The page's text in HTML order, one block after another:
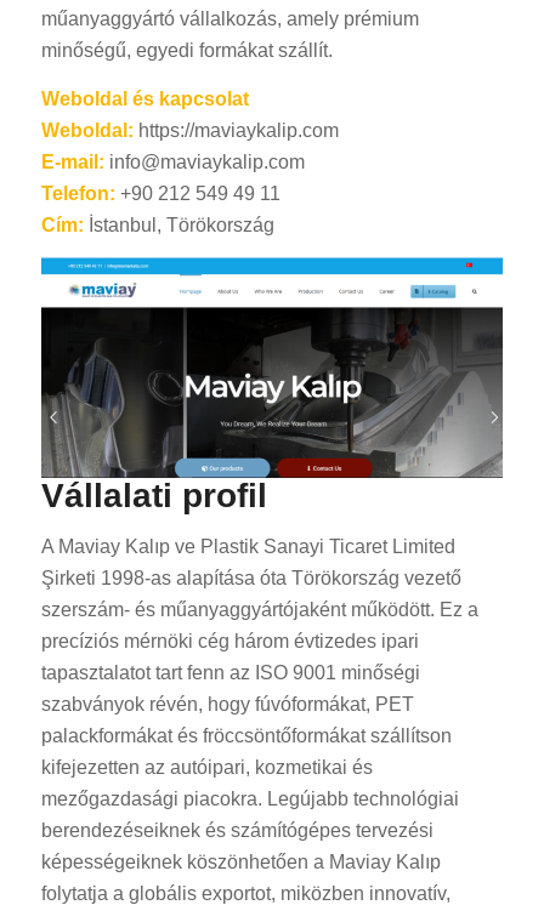
műanyaggyártó vállalkozás, amely prémium
minőségű, egyedi formákat szállít.
Weboldal és kapcsolat
Weboldal: https://maviaykalip.com
E-mail: info@maviaykalip.com
Telefon: +90 212 549 49 11
Cím: İstanbul, Törökország
Vállalati profil
A Maviay Kalıp ve Plastik Sanayi Ticaret Limited
Şirketi 1998-as alapítása óta Törökország vezető
szerszám- és műanyaggyártójaként működött. Ez a
precíziós mérnöki cég három évtizedes ipari
tapasztalatot tart fenn az ISO 9001 minőségi
szabványok révén, hogy fúvóformákat, PET
palackformákat és fröccsöntőformákat szállítson
kifejezetten az autóipari, kozmetikai és
mezőgazdasági piacokra. Legújabb technológiai
berendezéseiknek és számítógépes tervezési
képességeiknek köszönhetően a Maviay Kalıp
folytatja a globális exportot, miközben innovatív,